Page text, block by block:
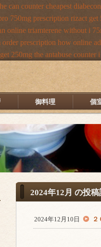
can counter cheapest
750mg prescription rizact get
online triamterene without i
prescription how online
250mg the antabuse counter i
御料理 個
2024年12月 の投
2024年12月10日